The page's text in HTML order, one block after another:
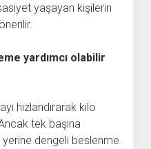
yaşayan kişilerin
yardımcı olabilir
hızlandırarak kilo
tek başına
dengeli beslenme